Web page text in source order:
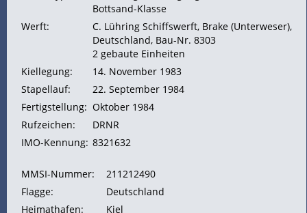
Bottsand-Klasse
Werft:
C. Lühring Schiffswerft, Brake (Unterweser),
Deutschland, Bau-Nr. 8303
2 gebaute Einheiten
Kiellegung:
14. November 1983
Stapellauf:
22. September 1984
Fertigstellung: Oktober 1984
Rufzeichen:
DRNR
IMO-Kennung: 8321632
MMSI-Nummer:
211212490
Flagge:
Deutschland
Heimathafen:
Kiel